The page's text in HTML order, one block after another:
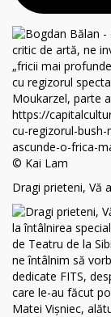
Dragi prieteni, Vă